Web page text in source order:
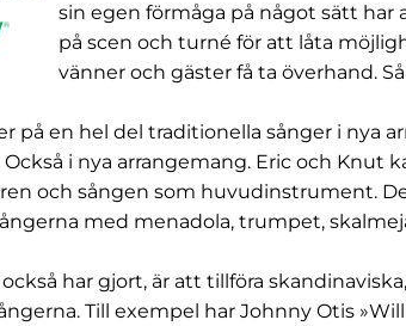
sin egen förmåga på något sätt har
på scen och turné för att låta
vänner och gäster få ta överhand.
på en hel del traditionella sånger i nya
i nya arrangemang. Eric och Knut
och sången som huvudinstrument.
med menadola, trumpet,
har gjort, är att tillföra
Till exempel har Johnny Otis